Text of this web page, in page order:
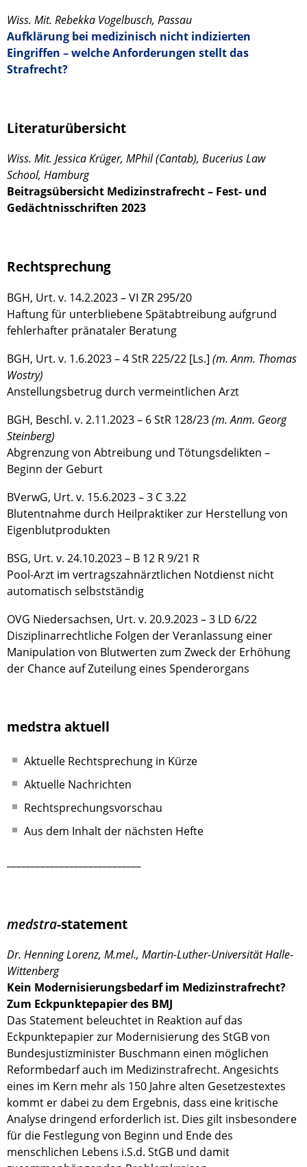
Wiss. Mit. Rebekka Vogelbusch, Passau
Aufklärung bei medizinisch nicht indizierten
Eingriffen – welche Anforderungen stellt das
Strafrecht?
Literaturübersicht
Wiss. Mit. Jessica Krüger, MPhil (Cantab), Bucerius Law
School, Hamburg
Beitragsübersicht Medizinstrafrecht – Fest- und
Gedächtnisschriften 2023
Rechtsprechung
BGH, Urt. v. 14.2.2023 – VI ZR 295/20
Haftung für unterbliebene Spätabtreibung aufgrund
fehlerhafter pränataler Beratung
BGH, Urt. v. 1.6.2023 – 4 StR 225/22 [Ls.] (m. Anm. Thomas
Wostry)
Anstellungsbetrug durch vermeintlichen Arzt
BGH, Beschl. v. 2.11.2023 – 6 StR 128/23(m. Anm. Georg
Steinberg)
Abgrenzung von Abtreibung und Tötungsdelikten –
Beginn der Geburt
BVerwG, Urt. v. 15.6.2023 – 3 C 3.22
Blutentnahme durch Heilpraktiker zur Herstellung von
Eigenblutprodukten
BSG, Urt. v. 24.10.2023 – B 12 R 9/21 R
Pool-Arzt im vertragszahnärztlichen Notdienst nicht
automatisch selbstständig
OVG Niedersachsen, Urt. v. 20.9.2023 – 3 LD 6/22
Disziplinarrechtliche Folgen der Veranlassung einer
Manipulation von Blutwerten zum Zweck der Erhöhung
der Chance auf Zuteilung eines Spenderorgans
medstra aktuell
Aktuelle Rechtsprechung in Kürze
Aktuelle Nachrichten
Rechtsprechungsvorschau
Aus dem Inhalt der nächsten Hefte
medstra-statement
Dr. Henning Lorenz, M.mel., Martin-Luther-Universität Halle-
Wittenberg
Kein Modernisierungsbedarf im Medizinstrafrecht?
Zum Eckpunktepapier des BMJ
Das Statement beleuchtet in Reaktion auf das
Eckpunktepapier zur Modernisierung des StGB von
Bundesjustizminister Buschmann einen möglichen
Reformbedarf auch im Medizinstrafrecht. Angesichts
eines im Kern mehr als 150 Jahre alten Gesetzestextes
kommt er dabei zu dem Ergebnis, dass eine kritische
Analyse dringend erforderlich ist. Dies gilt insbesondere
für die Festlegung von Beginn und Ende des
menschlichen Lebens i.S.d. StGB und damit